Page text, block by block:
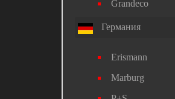
Grandeco
Германия
Erismann
Marburg